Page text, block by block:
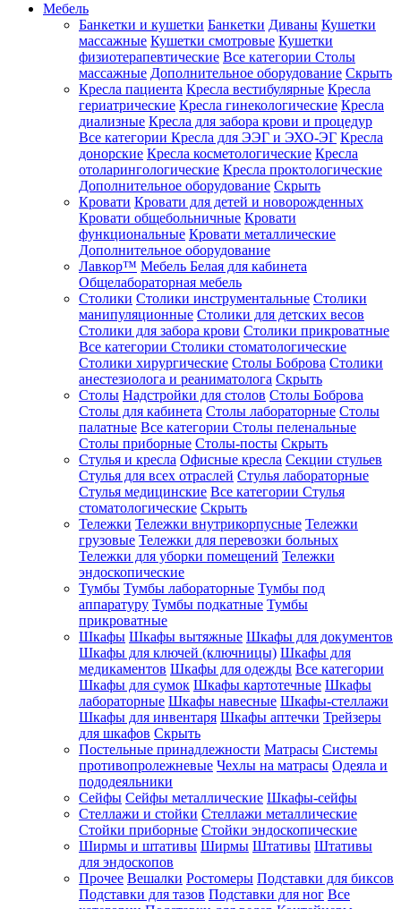
Мебель
Банкетки и кушетки Банкетки Диваны Кушетки
массажные Кушетки смотровые Кушетки
физиотерапевтические Все категории Столы
массажные Дополнительное оборудование Скрыть
Кресла пациента Кресла вестибулярные Кресла
гериатрические Кресла гинекологические Кресла
диализные Кресла для забора крови и процедур
Все категории Кресла для ЭЭГ и ЭХО-ЭГ Кресла
донорские Кресла косметологические Кресла
отоларингологические Кресла проктологические
Дополнительное оборудование Скрыть
Кровати Кровати для детей и новорожденных
Кровати общебольничные Кровати
функциональные Кровати металлические
Дополнительное оборудование
Лавкор™ Мебель Белая для кабинета
Общелабораторная мебель
Столики Столики инструментальные Столики
манипуляционные Столики для детских весов
Столики для забора крови Столики прикроватные
Все категории Столики стоматологические
Столики хирургические Столы Боброва Столики
анестезиолога и реаниматолога Скрыть
Столы Надстройки для столов Столы Боброва
Столы для кабинета Столы лабораторные Столы
палатные Все категории Столы пеленальные
Столы приборные Столы-посты Скрыть
Стулья и кресла Офисные кресла Секции стульев
Стулья для всех отраслей Стулья лабораторные
Стулья медицинские Все категории Стулья
стоматологические Скрыть
Тележки Тележки внутрикорпусные Тележки
грузовые Тележки для перевозки больных
Тележки для уборки помещений Тележки
эндоскопические
Тумбы Тумбы лабораторные Тумбы под
аппаратуру Тумбы подкатные Тумбы
прикроватные
Шкафы Шкафы вытяжные Шкафы для документов
Шкафы для ключей (ключницы) Шкафы для
медикаментов Шкафы для одежды Все категории
Шкафы для сумок Шкафы картотечные Шкафы
лабораторные Шкафы навесные Шкафы-стеллажи
Шкафы для инвентаря Шкафы аптечки Трейзеры
для шкафов Скрыть
Постельные принадлежности Матрасы Системы
противопролежневые Чехлы на матрасы Одеяла и
пододеяльники
Сейфы Сейфы металлические Шкафы-сейфы
Стеллажи и стойки Стеллажи металлические
Стойки приборные Стойки эндоскопические
Ширмы и штативы Ширмы Штативы Штативы
для эндоскопов
Прочее Вешалки Ростомеры Подставки для биксов
Подставки для тазов Подставки для ног Все